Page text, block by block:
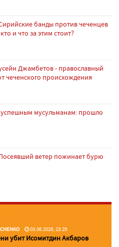
банды против чеченцев
и что за этим стоит?
Джамбетов - православный
чеченского происхождения
мусульманам: прошло
ветер пожинает бурю
03.06.2026, 23:29
убит Исомитдин Акбаров